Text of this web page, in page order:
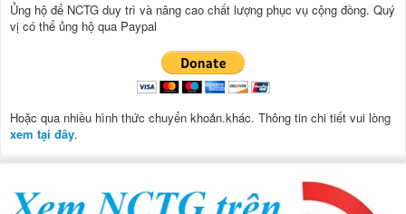
Ủng hộ để NCTG duy trì và nâng cao chất lượng phục vụ cộng đồng. Quý
vị có thể ủng hộ qua Paypal
Hoặc qua nhiều hình thức chuyển khoản.khác. Thông tin chi tiết vui lòng
xem tại đây.